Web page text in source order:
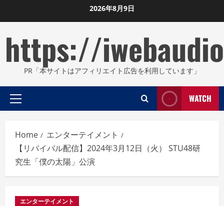
to
2026年8月9日
https://
PR「本サイトはアフィリエイト広告を利用しています」
Primary
WATCH
Home
エンターテイメント
【リバイバル配信】2024年3月12日（火） STU48研
究生「僕の太陽」公演
エンターテイメント